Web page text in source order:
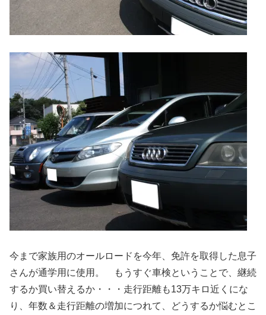
今まで家族用のオールロードを今年、免許を取得した息子
さんが通学用に使用。 もうすぐ車検ということで、継続
するか買い替えるか・・・走行距離も13万キロ近くにな
り、年数＆走行距離の増加につれて、どうするか悩むとこ